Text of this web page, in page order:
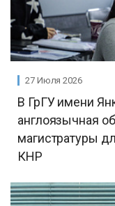
27 Июля 2026
В ГрГУ имени
англоязычная
магистратуры
КНР